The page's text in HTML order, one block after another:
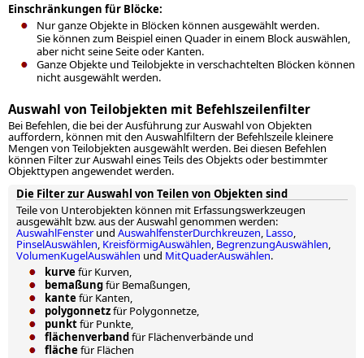
Einschränkungen für Blöcke:
Nur ganze Objekte in Blöcken können ausgewählt werden.
Sie können zum Beispiel einen Quader in einem Block auswählen,
aber nicht seine Seite oder Kanten.
Ganze Objekte und Teilobjekte in verschachtelten Blöcken können
nicht ausgewählt werden.
Auswahl von Teilobjekten mit Befehlszeilenfilter
Bei Befehlen, die bei der Ausführung zur Auswahl von Objekten
auffordern, können mit den Auswahlfiltern der Befehlszeile kleinere
Mengen von Teilobjekten ausgewählt werden. Bei diesen Befehlen
können Filter zur Auswahl eines Teils des Objekts oder bestimmter
Objekttypen angewendet werden.
Die Filter zur Auswahl von Teilen von Objekten sind
Teile von Unterobjekten können mit Erfassungswerkzeugen
ausgewählt bzw. aus der Auswahl genommen werden:
AuswahlFensterund AuswahlfensterDurchkreuzen, Lasso,
PinselAuswählen, KreisförmigAuswählen, BegrenzungAuswählen,
VolumenKugelAuswählen und MitQuaderAuswählen.
kurve für Kurven,
bemaßungfür Bemaßungen,
kante für Kanten,
polygonnetzfür Polygonnetze,
punktfür Punkte,
flächenverbandfür Flächenverbände und
fläche für Flächen